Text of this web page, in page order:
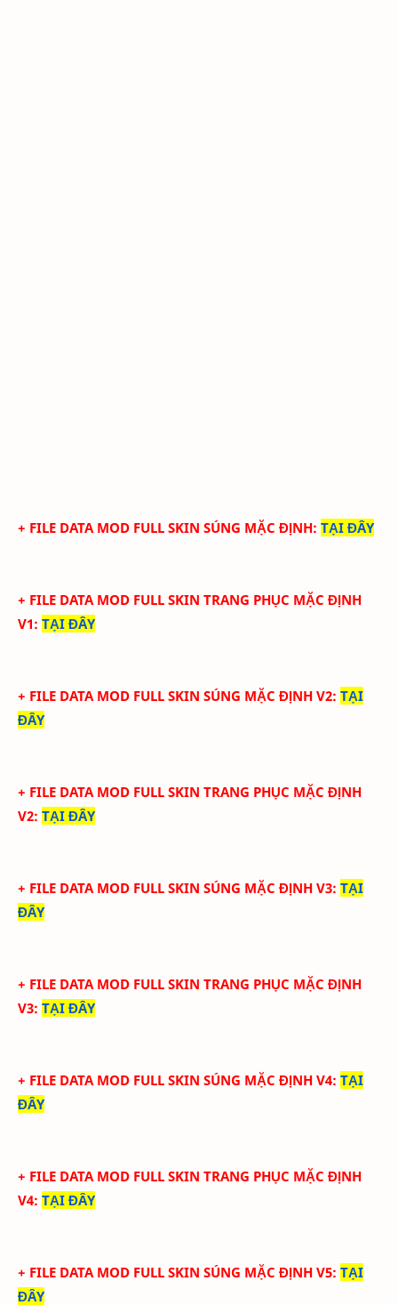
+ FILE DATA MOD FULL SKIN SÚNG MẶC ĐỊNH: TẠI ĐÂY
+ FILE DATA MOD FULL SKIN TRANG PHỤC MẶC ĐỊNH
V1: TẠI ĐÂY
+ FILE DATA MOD FULL SKIN SÚNG MẶC ĐỊNH V2: TẠI
ĐÂY
+ FILE DATA MOD FULL SKIN TRANG PHỤC MẶC ĐỊNH
V2: TẠI ĐÂY
+ FILE DATA MOD FULL SKIN SÚNG MẶC ĐỊNH V3: TẠI
ĐÂY
+ FILE DATA MOD FULL SKIN TRANG PHỤC MẶC ĐỊNH
V3: TẠI ĐÂY
+ FILE DATA MOD FULL SKIN SÚNG MẶC ĐỊNH V4: TẠI
ĐÂY
+ FILE DATA MOD FULL SKIN TRANG PHỤC MẶC ĐỊNH
V4: TẠI ĐÂY
+ FILE DATA MOD FULL SKIN SÚNG MẶC ĐỊNH V5: TẠI
ĐÂY